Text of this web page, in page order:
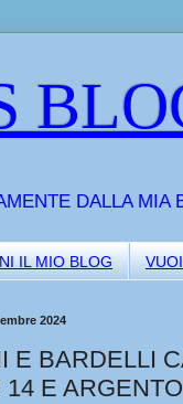
DALLA MIA
IL MIO BLOG
2024
E BARDELLI
14 E